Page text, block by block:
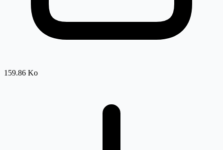
159.86 Ko